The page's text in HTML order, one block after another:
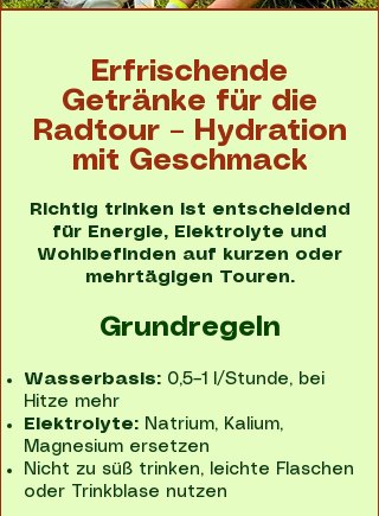
Erfrischende
Getränke für die
Radtour – Hydration
mit Geschmack
Richtig trinken ist entscheidend
für Energie, Elektrolyte und
Wohlbefinden auf kurzen oder
mehrtägigen Touren.
Grundregeln
Wasserbasis: 0,5–1 l/Stunde, bei
Hitze mehr
Elektrolyte: Natrium, Kalium,
Magnesium ersetzen
Nicht zu süß trinken, leichte Flaschen
oder Trinkblase nutzen